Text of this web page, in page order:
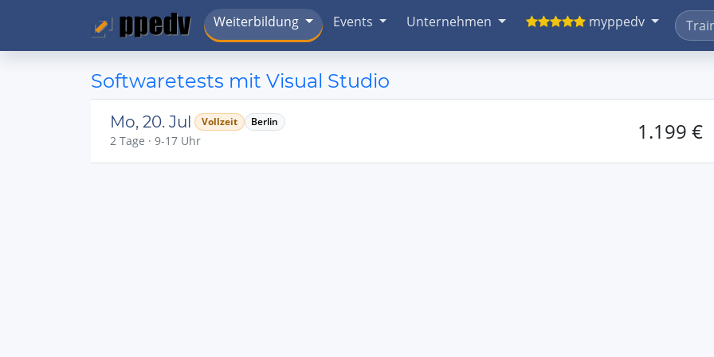
Weiterbildung Events Unternehmen myppedv
Softwaretests mit Visual Studio
Mo, 20. Jul Vollzeit Berlin
2 Tage · 9-17 Uhr 1.199 €